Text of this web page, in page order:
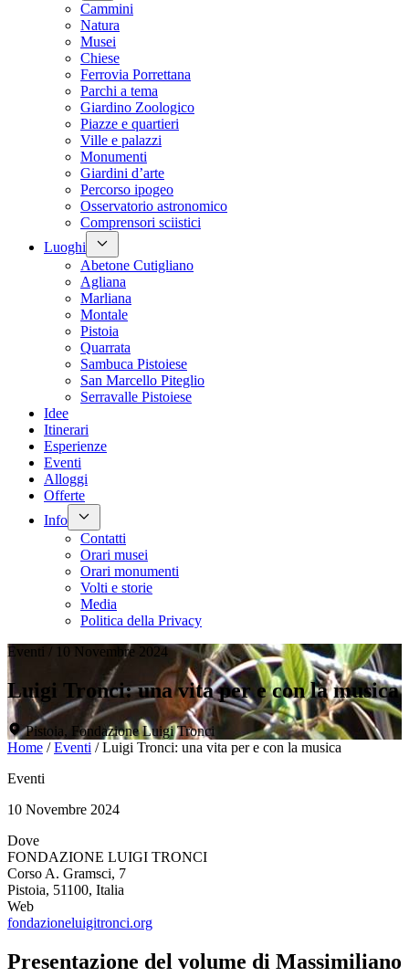
Cammini
Natura
Musei
Chiese
Ferrovia Porrettana
Parchi a tema
Giardino Zoologico
Piazze e quartieri
Ville e palazzi
Monumenti
Giardini d’arte
Percorso ipogeo
Osservatorio astronomico
Comprensori sciistici
Luoghi
Abetone Cutigliano
Agliana
Marliana
Montale
Pistoia
Quarrata
Sambuca Pistoiese
San Marcello Piteglio
Serravalle Pistoiese
Idee
Itinerari
Esperienze
Eventi
Alloggi
Offerte
Info
Contatti
Orari musei
Orari monumenti
Volti e storie
Media
Politica della Privacy
Eventi / 10 Novembre 2024
Luigi Tronci: una vita per e con la musica
Pistoia, Fondazione Luigi Tronci
Home /Eventi /Luigi Tronci: una vita per e con la musica
Eventi
10 Novembre 2024
Dove
FONDAZIONE LUIGI TRONCI
Corso A. Gramsci, 7
Pistoia, 51100, Italia
Web
fondazioneluigitronci.org
Presentazione del volume di Massimiliano